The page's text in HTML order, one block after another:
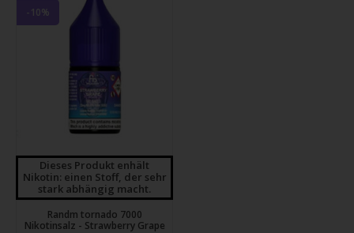
-10%
Dieses Produkt enhält
Nikotin: einen Stoff, der sehr
stark abhängig macht.
Randm tornado 7000
Nikotinsalz - Strawberry Grape